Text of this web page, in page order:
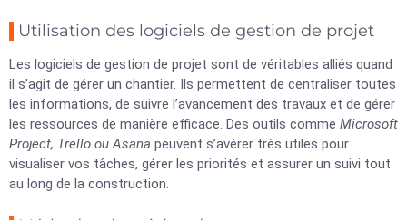
Utilisation des logiciels de gestion de projet
Les logiciels de gestion de projet sont de véritables alliés quand
il s’agit de gérer un chantier. Ils permettent de centraliser toutes
les informations, de suivre l’avancement des travaux et de gérer
les ressources de manière efficace. Des outils comme Microsoft
Project, Trello ou Asana peuvent s’avérer très utiles pour
visualiser vos tâches, gérer les priorités et assurer un suivi tout
au long de la construction.